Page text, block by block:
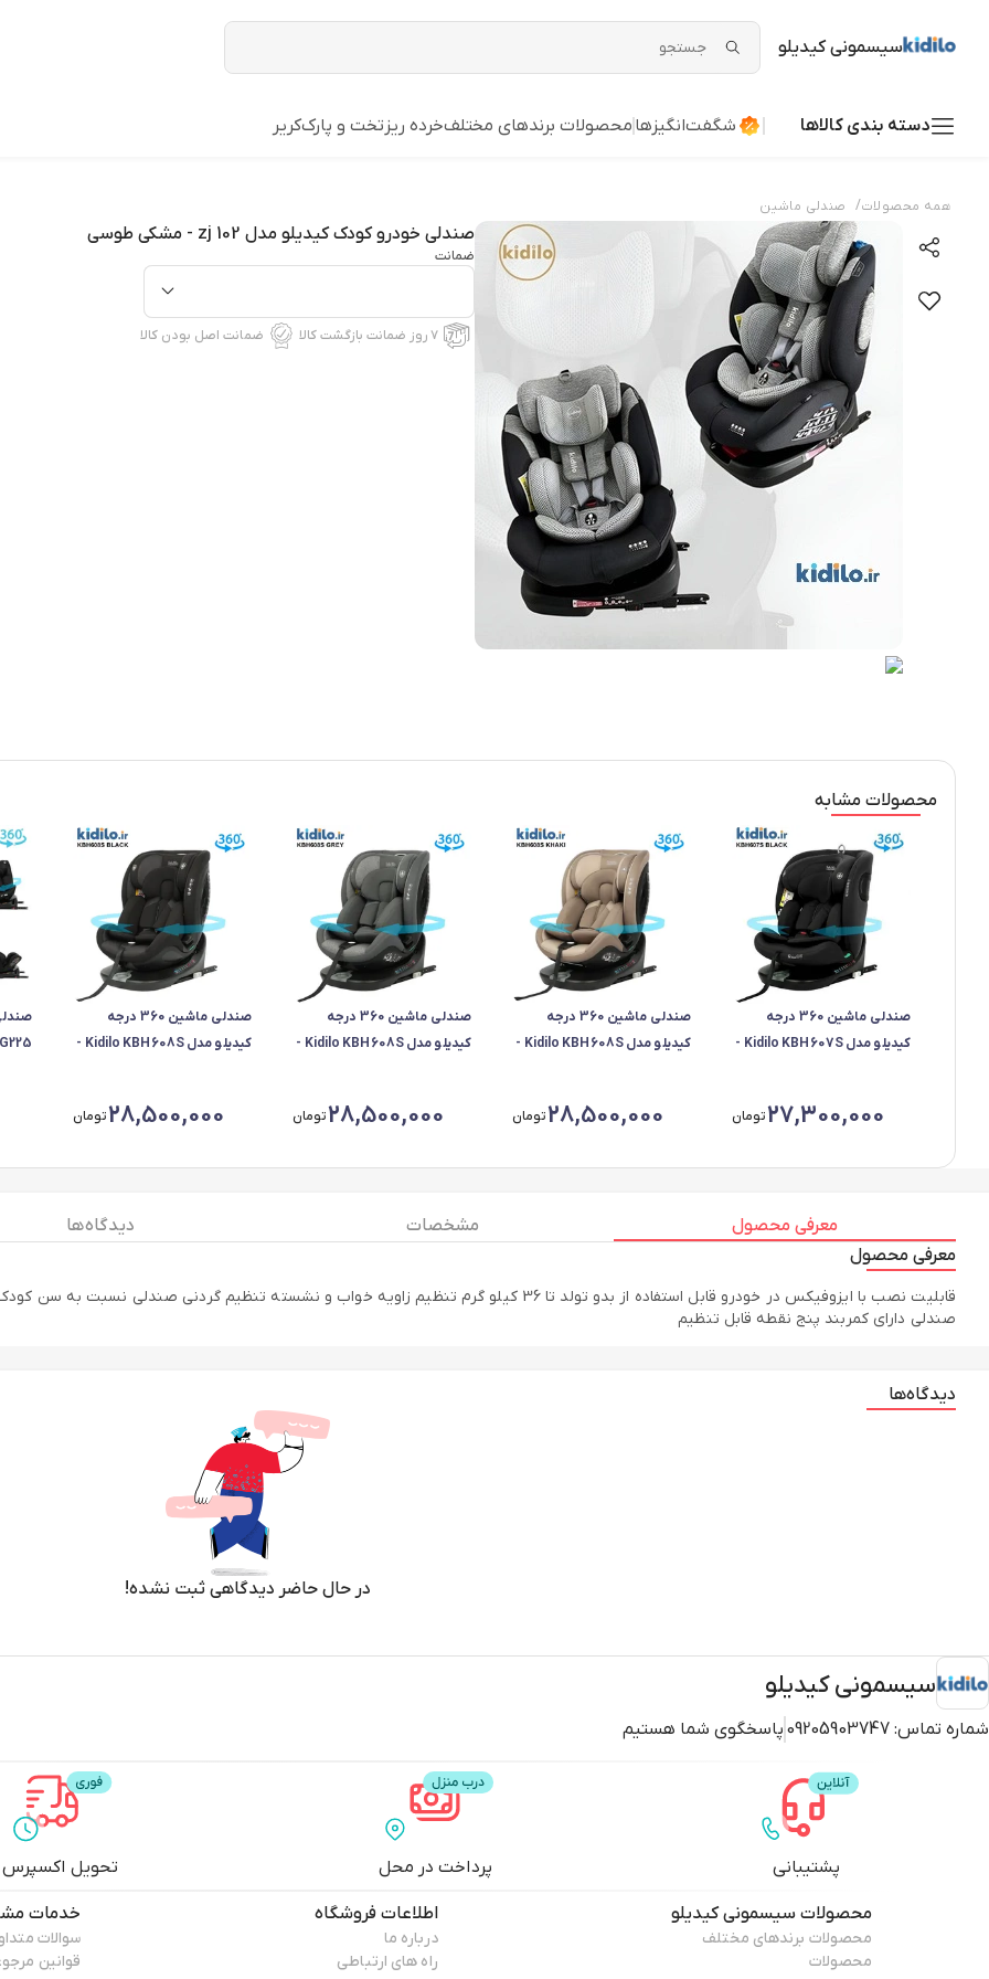
سیسمونی کیدیلو
دسته بندی کالاها شگفت‌انگیزها محصولات برندهای مختلفخرده ریز تخت و پارککریر
همه محصولات/ صندلی ماشین
صندلی خودرو کودک کیدیلو مدل zj 102 - مشکی طوسی
ضمانت
۷ روز ضمانت بازگشت کالا ضمانت اصل بودن کالا
محصولات مشابه
صندلی ماشین 360 درجه
کیدیلو مدل Kidilo KBH607S -
27,300,000تومان
صندلی ماشین 360 درجه
کیدیلو مدل Kidilo KBH608S -
28,500,000تومان
صندلی ماشین 360 درجه
کیدیلو مدل Kidilo KBH608S -
28,500,000تومان
صندلی ماشین 360 درجه
کیدیلو مدل Kidilo KBH608S -
28,500,000تومان
G225
معرفی محصول مشخصات
دیدگاه ها
معرفی محصول
صندلی دارای کمربند پنج نقطه قابل تنظیم
دیدگاه‌ها
در حال حاضر دیدگاهی ثبت نشده!
سیسمونی کیدیلو
شماره تماس: 09205903747 پاسخگوی شما هستیم
پشتیبانی پرداخت در محل تحویل اکسپرس
محصولات سیسمونی کیدیلو
محصولات برندهای مختلف
محصولات
اطلاعات فروشگاه
درباره ما
راه های ارتباطی
خدمات
سوالات
قوانین